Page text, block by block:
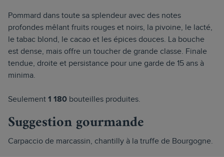
Pommard dans toute sa splendeur avec des notes
profondes mêlant fruits rouges et noirs, la pivoine, le lacté,
le tabac blond, le cacao et les épices douces. La bouche
est dense, mais offre un toucher de grande classe. Finale
tendue, droite et persistance pour une garde de 15 ans à
minima.
Seulement 1 180 bouteilles produites.
Suggestion gourmande
Carpaccio de marcassin, chantilly à la truffe de Bourgogne.